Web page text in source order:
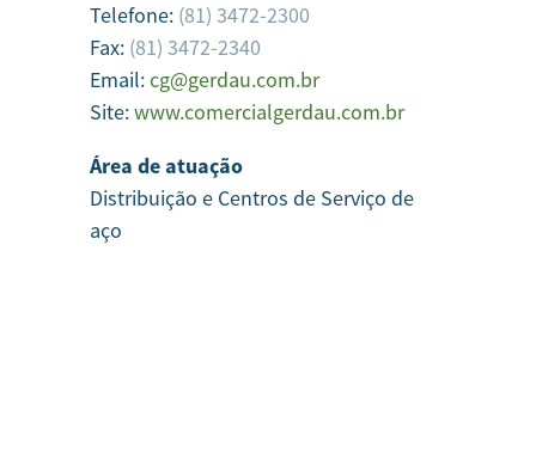
Telefone: (81) 3472-2300
Fax: (81) 3472-2340
Email:cg@gerdau.com.br
Site:www.comercialgerdau.com.br
Área de atuação
Distribuição e Centros de Serviço de
aço